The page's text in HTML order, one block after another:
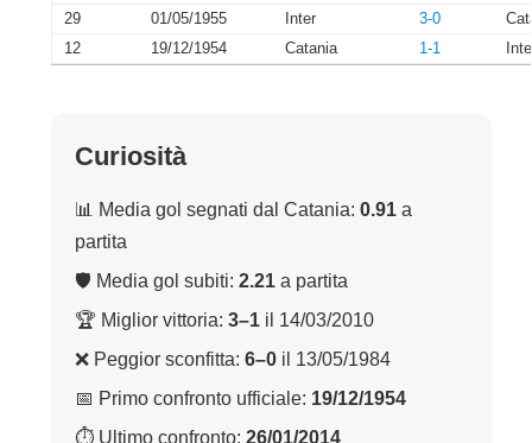
29
01/05/1955 Inter 3-0
12
19/12/1954 Catania 1-1
Curiosità
📊 Media gol segnati dal Catania: 0.91 a
partita
🛡 Media gol subiti: 2.21 a partita
🏆 Miglior vittoria: 3–1 il 14/03/2010
❌ Peggior sconfitta: 6–0 il 13/05/1984
📅 Primo confronto ufficiale: 19/12/1954
⏱ Ultimo confronto: 26/01/2014